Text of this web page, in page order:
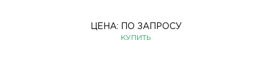
ЦЕНА: ПО ЗАПРОСУ
КУПИТЬ